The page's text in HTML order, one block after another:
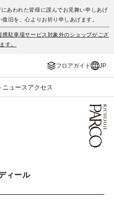
あわれた皆様に謹んでお見舞い申しあげ
旧を、心よりお祈り申しあげます。
駐車場サービス対象外のショップがござ
す。
フロアガイド JP
ニュース アクセス
ィール